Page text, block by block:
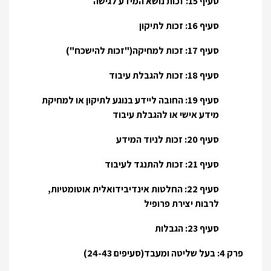
סעיף 16: זכות לתיקון
סעיף 17: זכות למחיקה("זכות להישכח")
סעיף 18: זכות להגבלת עיבוד
סעיף 19: החובה ליידע בנוגע לתיקון או למחיקת
מידע אישי או להגבלת עיבוד
סעיף 20: זכות לניוד המידע
סעיף 21: זכות להתנגד לעיבוד
סעיף 22: החלטות אינדיבידואלית אוטומטיות,
לרבות יצירת פרופיל
סעיף 23: הגבלות
פרק 4: בעל שליטה ומעבד(סעיפים 24-43)